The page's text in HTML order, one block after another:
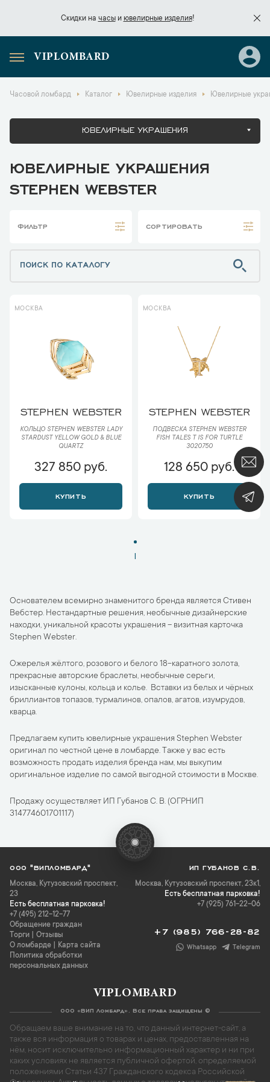
Скидки на часыи ювелирные изделия!
Скидки начасы
VIPLOMBARD
Часовой ломбард Каталог Ювелирные изделия Ювелирные
ЮВЕЛИРНЫЕ УКРАШЕНИЯ
ЮВЕЛИРНЫЕ УКРАШЕНИЯ
STEPHEN WEBSTER
ФИЛЬТР СОРТИРОВАТЬ
МОСКВА
STEPHEN WEBSTER
КОЛЬЦО STEPHEN WEBSTER LADY
STARDUST YELLOW GOLD & BLUE
QUARTZ
327 850 руб.
КУПИТЬ
МОСКВА
STEPHEN WEBSTER
ПОДВЕСКА STEPHEN WEBSTER
FISH TALES T IS FOR TURTLE
3020750
128 650 руб.
КУПИТЬ
1
Основателем всемирно знаменитого бренда является Стивен
Вебстер. Нестандартные решения, необычные дизайнерские
находки, уникальной красоты украшения – визитная карточка
Stephen Webster.
Ожерелья жёлтого, розового и белого 18-каратного золота,
прекрасные авторские браслеты, необычные серьги,
изысканные кулоны, кольца и колье. Вставки из белых и чёрных
бриллиантов топазов, турмалинов, опалов, агатов, изумрудов,
кварца.
Предлагаем купить ювелирные украшения Stephen Webster
оригинал по честной цене в ломбарде. Также у вас есть
возможность продать изделия бренда нам, мы выкупим
оригинальное изделие по самой выгодной стоимости в Москве.
Продажу осуществляет ИП Губанов С. В. (ОГРНИП
314774601701117)
ООО "ВИПЛОМБАРД"
Москва, Кутузовский проспект,
23
Есть бесплатная парковка!
+7 (495) 212-12-77
Обращение граждан
Торги
Отзывы
О ломбарде
Карта сайта
Политика обработки
персональных данных
ИП ГУБАНОВ С.В.
Москва, Кутузовский проспект, 23к1,
Есть бесплатная парковка!
+7 (925) 761-22-06
+7 (985) 766-28-82
Whatsapp Telegram
VIPLOMBARD
ООО «ВИП Ломбард». Все права защищены ©
Обращаем ваше внимание на то, что данный интернет-сайт, а
также вся информация о товарах и ценах, предоставленная на
нём, носит исключительно информационный характер и ни при
каких условиях не является публичной офертой, определяемой
положениями Статьи 437 Гражданского кодекса Российской